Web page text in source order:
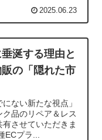
2025.06.23
涎する理由と
の「隠れた市
ない新たな視点」
品のリペア＆レス
させていただきま
プラ...